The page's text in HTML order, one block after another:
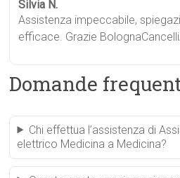
Silvia N.
Assistenza impeccabile,
efficace. Grazie
Domande
Chi effettua l’assistenza di
elettrico Medicina a Medicina?